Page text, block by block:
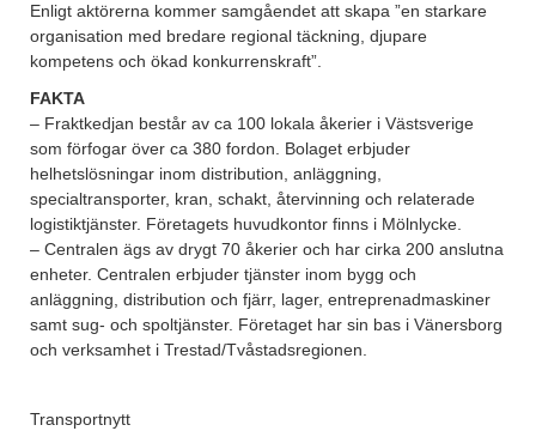
Enligt aktörerna kommer samgåendet att skapa ”en starkare
organisation med bredare regional täckning, djupare
kompetens och ökad konkurrenskraft”.
FAKTA
– Fraktkedjan består av ca 100 lokala åkerier i Västsverige
som förfogar över ca 380 fordon. Bolaget erbjuder
helhetslösningar inom distribution, anläggning,
specialtransporter, kran, schakt, återvinning och relaterade
logistiktjänster. Företagets huvudkontor finns i Mölnlycke.
– Centralen ägs av drygt 70 åkerier och har cirka 200 anslutna
enheter. Centralen erbjuder tjänster inom bygg och
anläggning, distribution och fjärr, lager, entreprenadmaskiner
samt sug- och spoltjänster. Företaget har sin bas i Vänersborg
och verksamhet i Trestad/Tvåstadsregionen.
Transportnytt